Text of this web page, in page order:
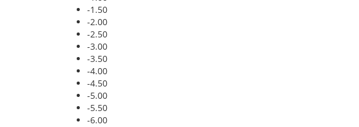
-1.50
-2.00
-2.50
-3.00
-3.50
-4.00
-4.50
-5.00
-5.50
-6.00